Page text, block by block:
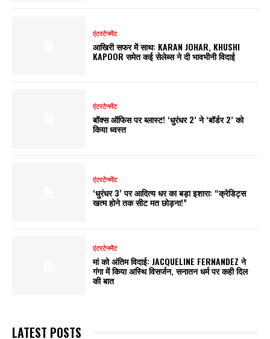
एंटरटेनमेंट
आखिरी सफर में साथ: KARAN JOHAR, KHUSHI
KAPOOR समेत कई सेलेब्स ने दी भावभीनी विदाई
एंटरटेनमेंट
बॉक्स ऑफिस पर ब्लास्ट! ‘धुरंधर 2’ ने ‘बॉर्डर 2’ को
किया ध्वस्त
एंटरटेनमेंट
‘धुरंधर 3’ पर आदित्य धर का बड़ा इशारा: “क्रेडिट्स
खत्म होने तक सीट मत छोड़ना!”
एंटरटेनमेंट
मां को अंतिम विदाई: JACQUELINE FERNANDEZ ने
गंगा में किया अस्थि विसर्जन, सनातन धर्म पर कही दिल
की बात
LATEST POSTS